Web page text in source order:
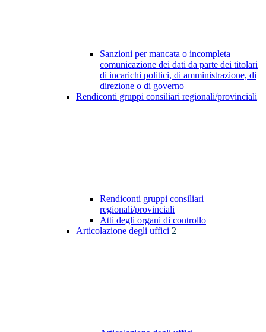
Sanzioni per mancata o incompleta
comunicazione dei dati da parte dei titolari
di incarichi politici, di amministrazione, di
direzione o di governo
Rendiconti gruppi consiliari regionali/provinciali
Rendiconti gruppi consiliari
regionali/provinciali
Atti degli organi di controllo
Articolazione degli uffici 2